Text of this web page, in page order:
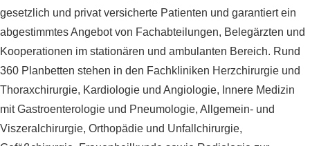
gesetzlich und privat versicherte Patienten und garantiert ein
abgestimmtes Angebot von Fachabteilungen, Belegärzten und
Kooperationen im stationären und ambulanten Bereich. Rund
360 Planbetten stehen in den Fachkliniken Herzchirurgie und
Thoraxchirurgie, Kardiologie und Angiologie, Innere Medizin
mit Gastroenterologie und Pneumologie, Allgemein- und
Viszeralchirurgie, Orthopädie und Unfallchirurgie,